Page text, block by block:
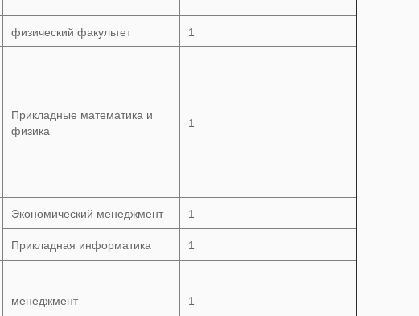
физический факультет 1
Прикладные математика и
физика
1
Экономический менеджмент 1
Прикладная информатика 1
менеджмент 1